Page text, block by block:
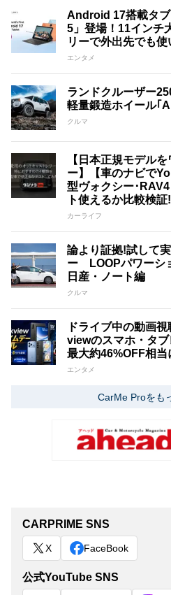
Android 17搭載タ
5」登場！11インチ
リーで外出先でも
エンタメ
ランドクルーザー
軽量鍛造ホイール｢
クルマ
【日本正規モデル
ー】【車のナビで
型ヴォクシー･
ト使えるか比較検
カーライフ
論より証拠!試して
ー LOOPパワーシ
日産・ノート編
クルマ
ドライブ中の動画
viewのスマホ・タ
最大約46%OFF相当
エンタメ
CarMe Proをも
CARPRIME SNS
X FaceBook
公式YouTube SNS